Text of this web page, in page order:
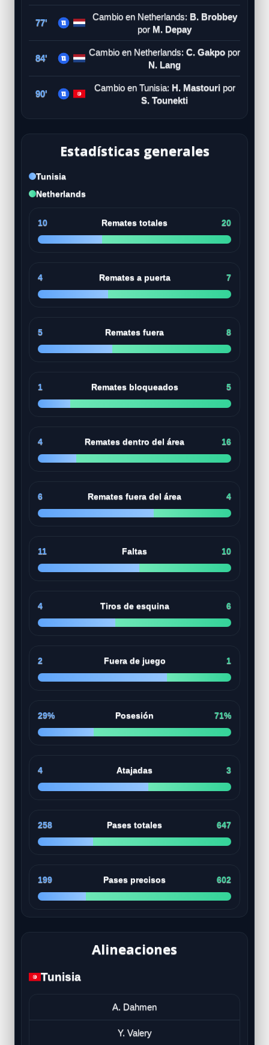
77'
Cambio en Netherlands: B. Brobbey
por M. Depay
84'
Cambio en Netherlands: C. Gakpo por
N. Lang
90'
Cambio en Tunisia: H. Mastouripor
S. Tounekti
Estadísticas generales
Tunisia
Netherlands
10 Remates totales 20
4 Remates a puerta 7
5 Remates fuera 8
1 Remates bloqueados 5
4 Remates dentro del área 16
6 Remates fuera del área 4
11 Faltas 10
4 Tiros de esquina 6
2 Fuera de juego 1
29% Posesión 71%
4 Atajadas 3
258 Pases totales 647
199 Pases precisos 602
Alineaciones
Tunisia
A. Dahmen
Y. Valery